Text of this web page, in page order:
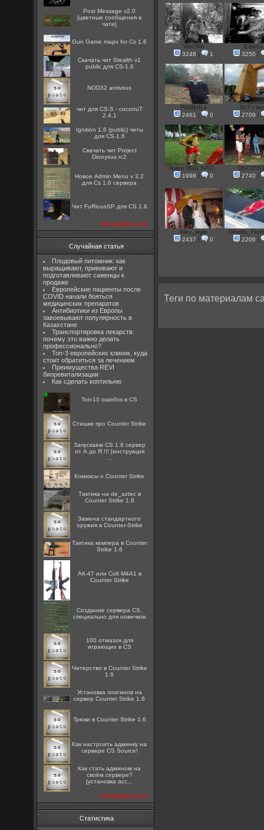
Post Message v2.0
[цветные сообщения в
чате]
Gun Game maps for Cs 1.6
Скачать чит Stealth v1
public для CS-1.6
NOD32 antivirus
чит для CS:S - coconuT
2.4.1
Ignition 1.6 (public) читы
для CS-1.6
Скачать чит Project
Dionysus rc2
Новое Admin Menu v 3.2
для Cs 1.6 сервера
Чит FuRiousSP для CS 1.6
посмотреть все
Случайная статья
Плодовый питомник: как
выращивают, прививают и
подготавливают саженцы к
продаже
Европейские пациенты после
COVID начали бояться
медицинских препаратов
Антибиотики из Европы
завоевывают популярность в
Казахстане
Транспортировка лекарств:
почему это важно делать
профессионально?
Топ-3 европейских клиник, куда
стоит обратиться за лечением
Преимущества REVI
биоревитализации
Как сделать коптильню
Топ-10 ошибок в CS
Стишки про Counter Strike
Запускаем CS 1.6 сервер
от А до Я !!! [инструкция
Комиксы о Counter Strike
Тактика на de_aztec в
Counter Strike 1.6
Замена стандартного
оружия в Counter-Strike
Тактика кемпера в Counter
Strike 1.6
АК-47 или Colt M4A1 в
Counter Strike
Создание сервера CS,
специально для новичков
100 отмазок для
играющих в CS
Читерство в Counter Strike
1.6
Установка плагинов на
сервер Counter Strike 1.6
Трюки в Counter Strike 1.6
Как настроить админку на
сервере CS Source!
Как стать админом на
своём сервере?
[установка acc...
посмотреть все
Статистика
WoORn
3248
| 1
Edw1n
3250
|
PbI}I{uI{.x
2461
| 0
Sv7-|
2709
|
Nylon [BIG SPO...
1998
| 0
2740
|
Alex_style
2437
| 0
2206
|
Теги по материалам